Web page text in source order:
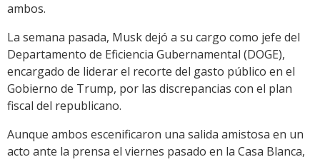
ambos.
La semana pasada, Musk dejó a su cargo como jefe del
Departamento de Eficiencia Gubernamental (DOGE),
encargado de liderar el recorte del gasto público en el
Gobierno de Trump, por las discrepancias con el plan
fiscal del republicano.
Aunque ambos escenificaron una salida amistosa en un
acto ante la prensa el viernes pasado en la Casa Blanca,